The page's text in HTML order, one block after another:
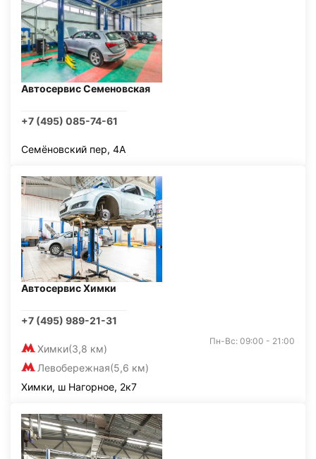
Автосервис Семеновская
+7 (495) 085-74-61
Семёновский пер, 4А
Автосервис Химки
+7 (495) 989-21-31
Химки(3,8 км)
Левобережная(5,6 км)
Пн-Вс: 09:00 - 21:00
Химки, ш Нагорное, 2к7